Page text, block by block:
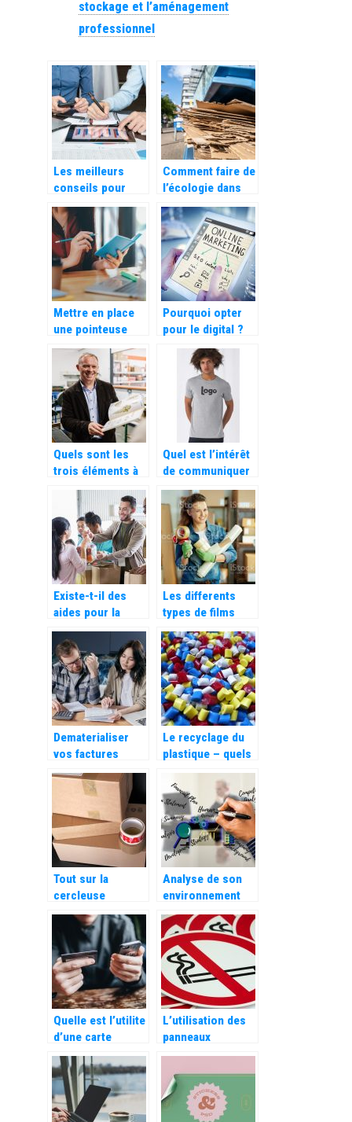
stockage et l’aménagement
professionnel
Les meilleurs
conseils pour
réussir sa
croissance
d’entreprise
Comment faire de
l’écologie dans
une entreprise ?
Mettre en place
une pointeuse
dans votre
entreprise pour le
calcul
automatique des
heures de travail
Pourquoi opter
pour le digital ?
Quels sont les
trois éléments à
prendre en
compte dans une
stratégie de lead
nurturing ?
Quel est l’intérêt
de communiquer
par le biais d’un t-
shirt publicitaire
Existe-t-il des
aides pour la
gestion d’une
association ?
Les differents
types de films
pour proteger
vos colis
Dematerialiser
vos factures
grace au facturier
Excel automatique
Le recyclage du
plastique – quels
types de
plastiques
distingue-t-on ?
Tout sur la
cercleuse
automatique!
Analyse de son
environnement
concurrentiel,
que signifie
exactement les
cinq forces de
Porter ?
Quelle est l’utilite
d’une carte
carburant ?
L’utilisation des
panneaux
d’interdiction
entreprises